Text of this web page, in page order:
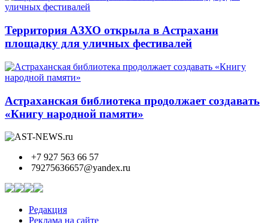
Территория АЗХО открыла в Астрахани
площадку для уличных фестивалей
Астраханская библиотека продолжает создавать
«Книгу народной памяти»
+7 927 563 66 57
79275636657@yandex.ru
Редакция
Реклама на сайте